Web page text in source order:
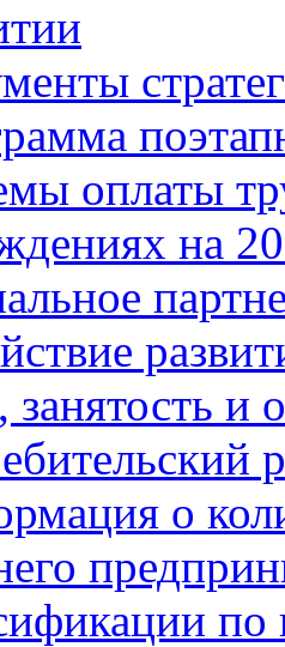
оплаты
на
занятость и
о